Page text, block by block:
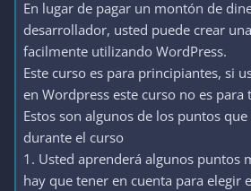
En lugar de pagar un montón de
desarrollador, usted puede crear
facilmente utilizando WordPress.
Este curso es para principiantes, si
en Wordpress este curso no es para
Estos son algunos de los puntos
durante el curso
1. Usted aprenderá algunos puntos
hay que tener en cuenta para elegir